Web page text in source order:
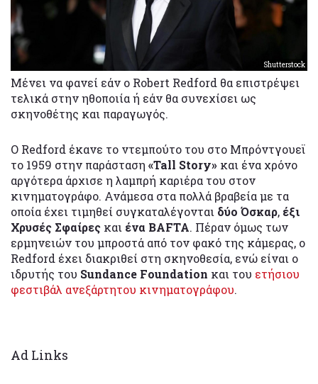
Shutterstock
Μένει να φανεί εάν ο Robert Redford θα επιστρέψει
τελικά στην ηθοποιία ή εάν θα συνεχίσει ως
σκηνοθέτης και παραγωγός.
Ο Redford έκανε το ντεμπούτο του στο Μπρόντγουεϊ
το 1959 στην παράσταση «Tall Story» και ένα χρόνο
αργότερα άρχισε η λαμπρή καριέρα του στον
κινηματογράφο. Ανάμεσα στα πολλά βραβεία με τα
οποία έχει τιμηθεί συγκαταλέγονται δύο Όσκαρ, έξι
Χρυσές Σφαίρες και ένα BAFTA. Πέραν όμως των
ερμηνειών του μπροστά από τον φακό της κάμερας, ο
Redford έχει διακριθεί στη σκηνοθεσία, ενώ είναι ο
ιδρυτής του Sundance Foundation και του ετήσιου
φεστιβάλ ανεξάρτητου κινηματογράφου.
Ad Links